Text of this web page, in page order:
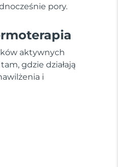
pory.
aktywnych
gdzie działają
i